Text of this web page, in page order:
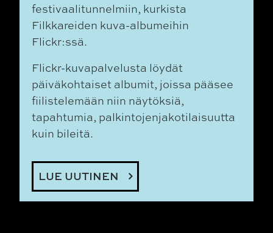
festivaalitunnelmiin, kurkista
Filkkareiden kuva-albumeihin
Flickr:ssä.
Flickr-kuvapalvelusta löydät
päiväkohtaiset albumit, joissa pääsee
fiilistelemään niin näytöksiä,
tapahtumia, palkintojenjakotilaisuutta
kuin bileitä.
LUE UUTINEN